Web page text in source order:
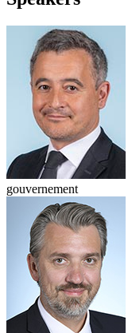
gouvernement